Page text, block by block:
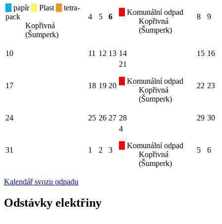
papír
Plast
tetra-
pack
Kopřivná
(Šumperk)
4 5 6
Komunální odpad
Kopřivná
(Šumperk)
8 9
10 11 12 13 14 15 16
17 18 19 20
21
Komunální odpad
Kopřivná
(Šumperk)
22 23
24 25 26 27 28 29 30
31 1 2 3
4
Komunální odpad
Kopřivná
(Šumperk)
5 6
Kalendář svozu odpadu
Odstávky elektřiny